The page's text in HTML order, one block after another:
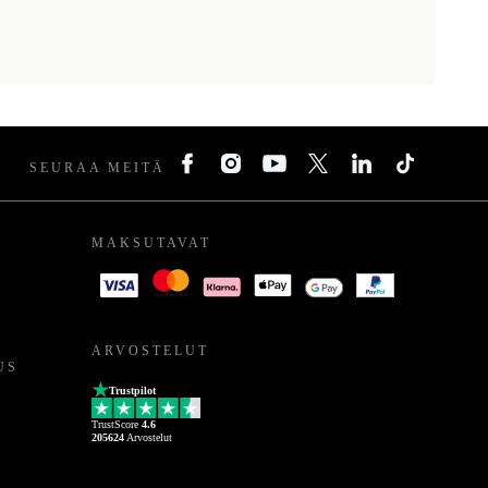
SEURAA MEITÄ
MAKSUTAVAT
ARVOSTELUT
Trustpilot
TrustScore 4.6
205624 Arvostelut